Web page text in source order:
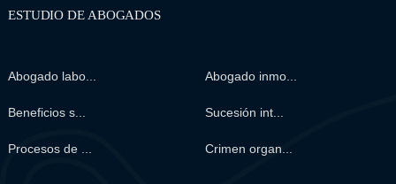
ESTUDIO DE ABOGADOS
Abogado labo... Abogado inmo...
Beneficios s... Sucesión int...
Procesos de ... Crimen organ...